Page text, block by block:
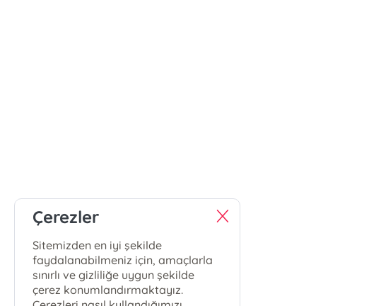
Çerezler
Sitemizden en iyi şekilde
faydalanabilmeniz için, amaçlarla
sınırlı ve gizliliğe uygun şekilde
çerez konumlandırmaktayız.